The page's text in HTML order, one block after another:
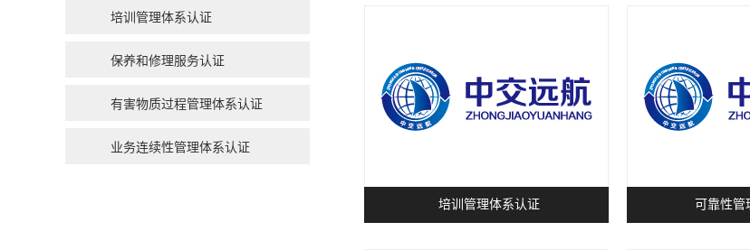
培训管理体系认证
保养和修理服务认证
有害物质过程管理体系认证
业务连续性管理体系认证
培训管理体系认证 可靠性管